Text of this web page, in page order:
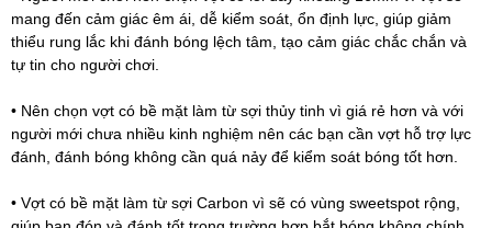
mang đến cảm giác êm ái, dễ kiểm soát, ổn định lực, giúp giảm
thiểu rung lắc khi đánh bóng lệch tâm, tạo cảm giác chắc chắn và
tự tin cho người chơi.
• Nên chọn vợt có bề mặt làm từ sợi thủy tinh vì giá rẻ hơn và với
người mới chưa nhiều kinh nghiệm nên các bạn cần vợt hỗ trợ lực
đánh, đánh bóng không cần quá nảy để kiểm soát bóng tốt hơn.
• Vợt có bề mặt làm từ sợi Carbon vì sẽ có vùng sweetspot rộng,